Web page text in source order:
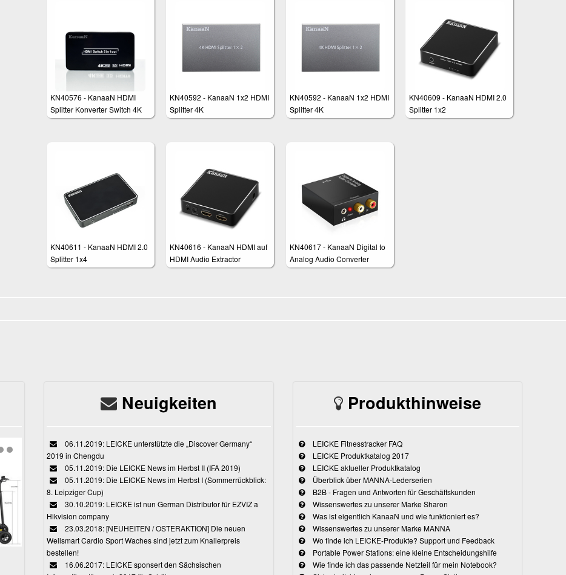
KN40576 - KanaaN HDMI
Splitter Konverter Switch 4K
5x1 - 5x HDMI-Eingang auf 1x
KN40592 - KanaaN 1x2 HDMI
Splitter 4K
KN40592 - KanaaN 1x2 HDMI
Splitter 4K
KN40609 - KanaaN HDMI 2.0
Splitter 1x2
KN40611 - KanaaN HDMI 2.0
Splitter 1x4
KN40616 - KanaaN HDMI auf
HDMI Audio Extractor
KN40617 - KanaaN Digital to
Analog Audio Converter
Neuigkeiten
06.11.2019: LEICKE unterstützte die „Discover Germany“
2019 in Chengdu
05.11.2019: Die LEICKE News im Herbst II (IFA 2019)
05.11.2019: Die LEICKE News im Herbst I (Sommerrückblick:
8. Leipziger Cup)
30.10.2019: LEICKE ist nun German Distributor für EZVIZ a
Hikvision company
23.03.2018: [NEUHEITEN / OSTERAKTION] Die neuen
Wellsmart Cardio Sport Waches sind jetzt zum Knallerpreis
bestellen!
16.06.2017: LEICKE sponsert den Sächsischen
Produkthinweise
LEICKE Fitnesstracker FAQ
LEICKE Produktkatalog 2017
LEICKE aktueller Produktkatalog
Überblick über MANNA-Lederserien
B2B - Fragen und Antworten für Geschäftskunden
Wissenswertes zu unserer Marke Sharon
Was ist eigentlich KanaaN und wie funktioniert es?
Wissenswertes zu unserer Marke MANNA
Wo finde ich LEICKE-Produkte? Support und Feedback
Portable Power Stations: eine kleine Entscheidungshilfe
Wie finde ich das passende Netzteil für mein Notebook?